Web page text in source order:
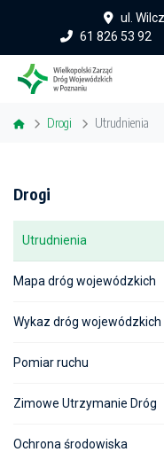
ul.
61 826 53 92
Drogi Utrudnienia
Drogi
Utrudnienia
Mapa dróg wojewódzkich
Wykaz dróg wojewódzkich
Pomiar ruchu
Zimowe Utrzymanie Dróg
Ochrona środowiska